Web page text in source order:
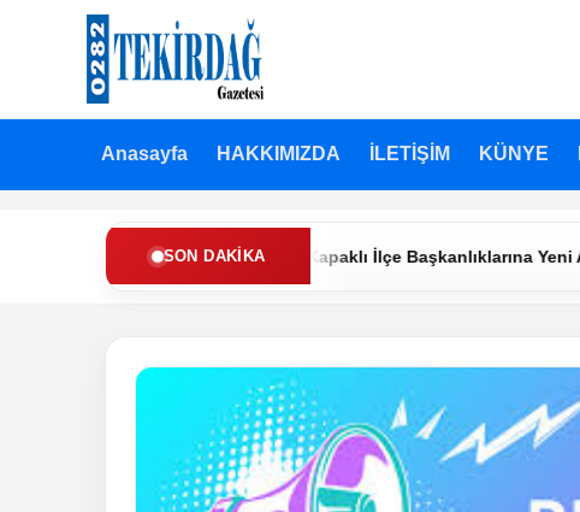
Anasayfa HAKKIMIZDA İLETİŞİM KÜNYE
SON DAKIKA
Partisi’nde Muratlı ve Kapaklı İlçe Başkanlıklarına Yeni Atamalar